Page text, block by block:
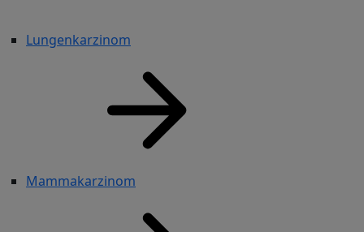
Lungenkarzinom
Mammakarzinom